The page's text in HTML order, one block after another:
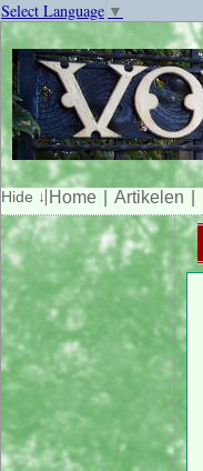
Select Language ▼
Home Artikelen